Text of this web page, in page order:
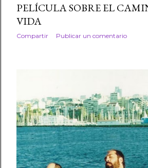
PELÍCULA SOBRE EL
VIDA
Compartir Publicar un comentario